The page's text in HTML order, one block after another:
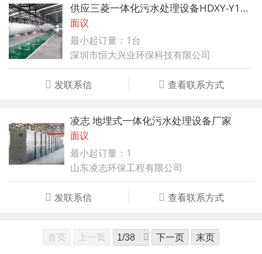
供应三菱一体化污水处理设备HDXY-Y1000
面议
最小起订量：1台
深圳市恒大兴业环保科技有限公司
发联系信 查看联系方式
凌志 地埋式一体化污水处理设备厂家
面议
最小起订量：1
山东凌志环保工程有限公司
发联系信 查看联系方式
首页 上一页 下一页
末页